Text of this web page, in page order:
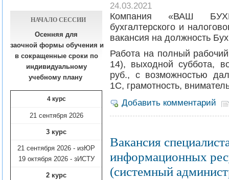
НАЧАЛО СЕССИИ
Осенняя для
заочной формы обучения и
в сокращенные сроки по
индивидуальному
учебному плану​
4 курс
21 сентября 2026
3 курс
21 сентября 2026 - изЮР
19 октября 2026 - зИСТУ
2 курс
24.03.2021
Компания «ВАШ
бухгалтерского и
вакансия на должность
Работа на полный
14), выходной суббота,
руб., с возможностью
1С, грамотность,
Добавить комментарий
Вакансия
информационных
(системный